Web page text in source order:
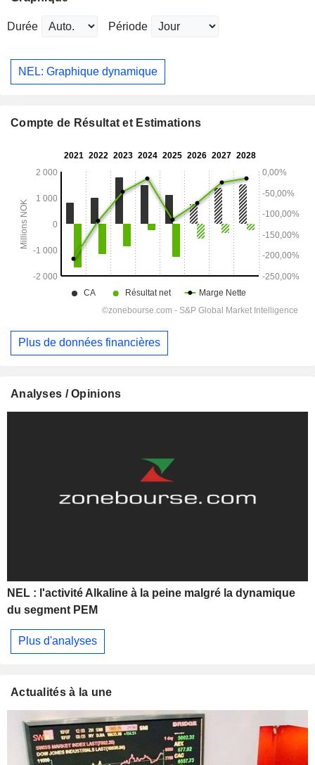
Durée Période
NEL: Graphique dynamique
Compte de Résultat et Estimations
Plus de données financières
Analyses / Opinions
NEL : l'activité Alkaline à la peine malgré la dynamique
du segment PEM
Plus d'analyses
Actualités à la une